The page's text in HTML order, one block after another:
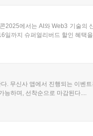
2025에서는 AI와 Web3 기술의
일까지 슈퍼얼리버드 할인 혜택
. 무신사 앱에서 진행되는 이벤
능하며, 선착순으로 마감된다....